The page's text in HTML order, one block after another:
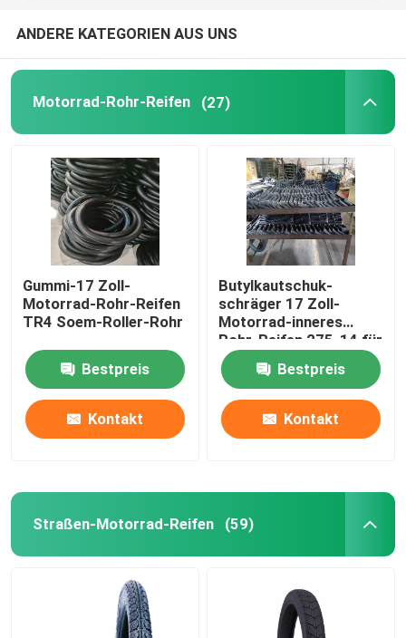
ANDERE KATEGORIEN AUS UNS
Motorrad-Rohr-Reifen (27)
Gummi-17 Zoll-
Motorrad-Rohr-Reifen
TR4 Soem-Roller-Rohr
Bestpreis
Kontakt
Butylkautschuk-
schräger 17 Zoll-
Motorrad-inneres
Rohr-Reifen 275-14 für
Dreirad
Bestpreis
Kontakt
Straßen-Motorrad-Reifen (59)